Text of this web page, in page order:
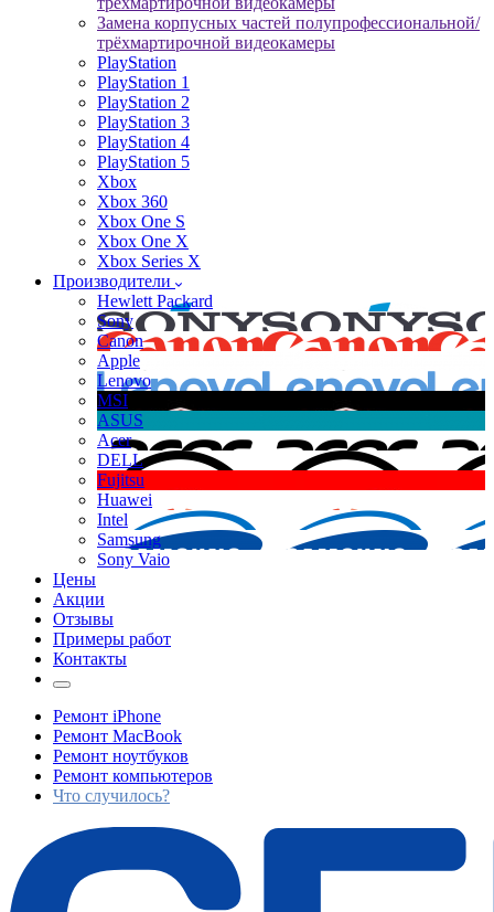
Замена корпусных частей полупрофессиональной/
трёхмартирочной видеокамеры
PlayStation
PlayStation 1
PlayStation 2
PlayStation 3
PlayStation 4
PlayStation 5
Xbox
Xbox 360
Xbox One S
Xbox One X
Xbox Series X
Производители
Hewlett Packard
Sony
Canon
Apple
Lenovo
MSI
ASUS
Acer
DELL
Fujitsu
Huawei
Intel
Samsung
Sony Vaio
Цены
Акции
Отзывы
Примеры работ
Контакты
Ремонт iPhone
Ремонт MacBook
Ремонт ноутбуков
Ремонт компьютеров
Что случилось?